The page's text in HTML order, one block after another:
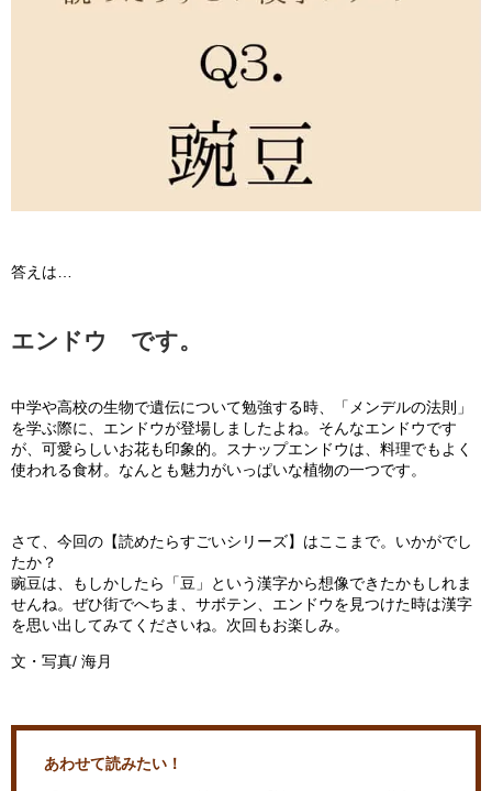
答えは…
エンドウ です。
中学や高校の生物で遺伝について勉強する時、「メンデルの法則」
を学ぶ際に、エンドウが登場しましたよね。そんなエンドウです
が、可愛らしいお花も印象的。スナップエンドウは、料理でもよく
使われる食材。なんとも魅力がいっぱいな植物の一つです。
さて、今回の【読めたらすごいシリーズ】はここまで。いかがでし
たか？
豌豆は、もしかしたら「豆」という漢字から想像できたかもしれま
せんね。ぜひ街でへちま、サボテン、エンドウを見つけた時は漢字
を思い出してみてくださいね。次回もお楽しみ。
文・写真/ 海月
あわせて読みたい！